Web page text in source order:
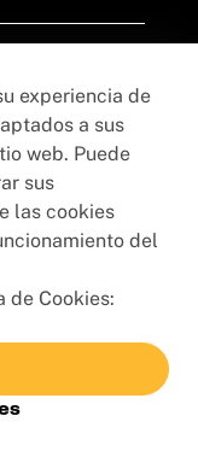
experiencia de
a sus
web. Puede
sus
las cookies
del
de Cookies: